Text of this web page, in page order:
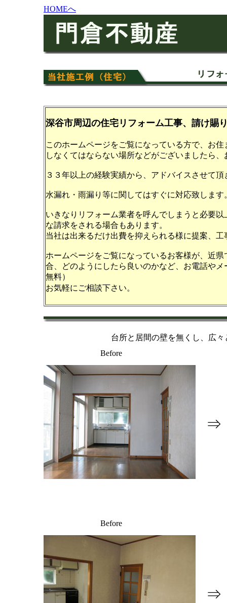
HOMEへ
深谷市周辺の住宅リフォーム工事、請け賜
このホームページをご覧になっている方で、お
しなくてはならない場所などがございましたら
３３年以上の経験実績から、アドバイスさせて頂
水漏れ・雨漏り等に関してはすぐに対応致します
いきなりリフォーム業者を呼んでしまうと必要
な請求をされる場合もあります。
当社は出来るだけ出費を抑えられる様に提案、
ホームページをご覧になっているお客様が、近
合、どのようにしたら良いのかなど、お電話や
無料）
お気軽にご相談下さい。
台所と居間の壁を無くし、広々
Before
⇒
Before
⇒